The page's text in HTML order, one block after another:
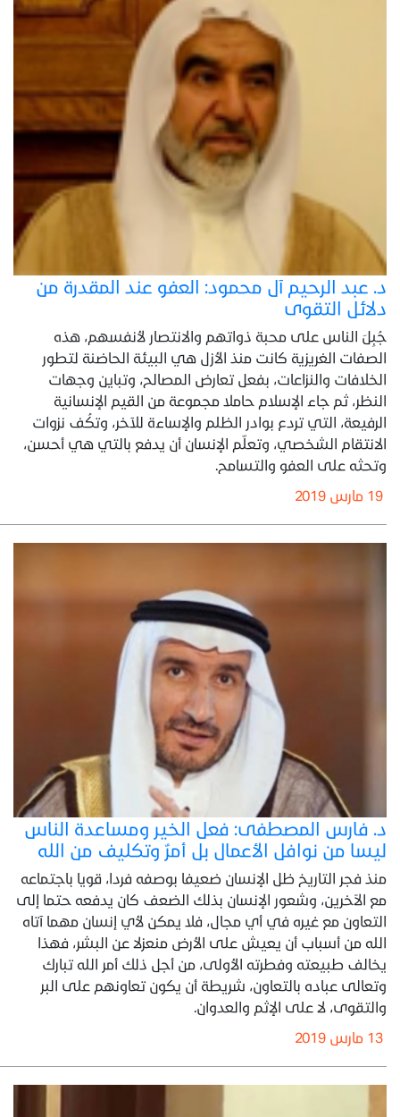
د. عبد الرحيم آل محمود: العفو عند المقدرة من
دلائل التقوى
جُبِلَ الناس على محبة ذواتهم والانتصار لأنفسهم، هذه
الصفات الغريزية كانت منذ الأزل هي البيئة الحاضنة لتطور
الخلافات والنزاعات، بفعل تعارض المصالح، وتباين وجهات
النظر، ثم جاء الإسلام حاملا مجموعة من القيم الإنسانية
الرفيعة، التي تردع بوادر الظلم والإساءة للآخر، وتكُف نزوات
الانتقام الشخصي، وتعلّم الإنسان أن يدفع بالتي هي أحسن،
وتحثه على العفو والتسامح.
د. فارس المصطفى: فعل الخير ومساعدة الناس
ليسا من نوافل الأعمال بل أمرٌ وتكليف من الله
منذ فجر التاريخ ظل الإنسان ضعيفا بوصفه فردا، قويا باجتماعه
مع الآخرين، وشعور الإنسان بذلك الضعف كان يدفعه حتما إلى
التعاون مع غيره في أي مجال، فلا يمكن لأي إنسان مهما آتاه
الله من أسباب أن يعيش على الأرض منعزلا عن البشر، فهذا
يخالف طبيعته وفطرته الأولى، من أجل ذلك أمر الله تبارك
وتعالى عباده بالتعاون، شريطة أن يكون تعاونهم على البر
والتقوى، لا على الإثم والعدوان.